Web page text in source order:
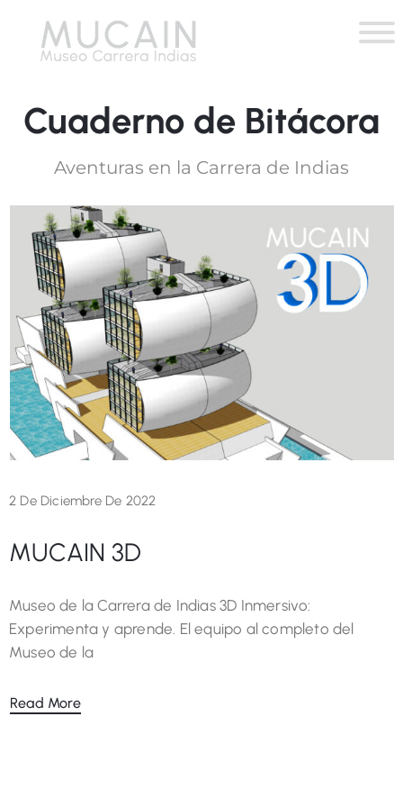
Cuaderno de Bitácora
Aventuras en la Carrera de Indias
2 De Diciembre De 2022
MUCAIN 3D
Museo de la Carrera de Indias 3D Inmersivo:
Experimenta y aprende. El equipo al completo del
Museo de la
Read More